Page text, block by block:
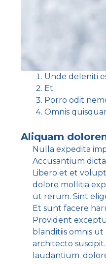
Unde deleniti
Et
Porro odit
Omnis
Aliquam
Nulla expedita
Accusantium
Libero et et
dolore mollitia
ut rerum. Sint
Et sunt facere
Provident
blanditiis omnis
architecto
laudantium.